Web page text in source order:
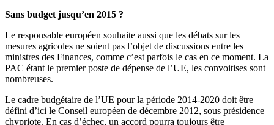
Sans budget jusqu’en 2015 ?
Le responsable européen souhaite aussi que les débats sur les
mesures agricoles ne soient pas l’objet de discussions entre les
ministres des Finances, comme c’est parfois le cas en ce moment. La
PAC étant le premier poste de dépense de l’UE, les convoitises sont
nombreuses.
Le cadre budgétaire de l’UE pour la période 2014-2020 doit être
défini d’ici le Conseil européen de décembre 2012, sous présidence
chypriote. En cas d’échec, un accord pourra toujours être